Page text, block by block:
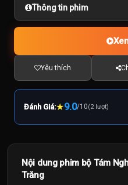
Thông tin phim
Yêu thích
Đánh Giá:★9.0/10(2 lượt)
Nội dung phim bộ Tám
Trăng